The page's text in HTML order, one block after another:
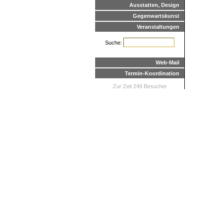
Ausstatten, Design
Gegenwartskunst
Veranstaltungen
Suche:
Web-Mail
Termin-Koordination
Zur Zeit 249 Besucher